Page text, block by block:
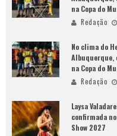
na Copa do
Redação
No clima do
Albuquerque,
na Copa do
Redação
Laysa
confirmada
Show 2027